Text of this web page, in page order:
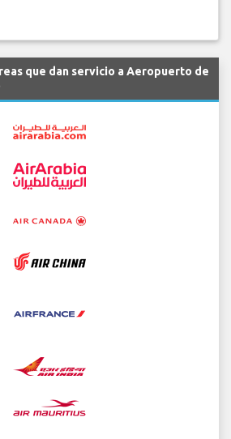
que dan servicio a Aeropuerto de